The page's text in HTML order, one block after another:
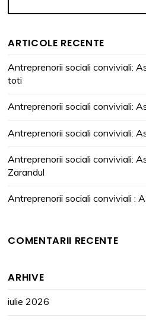
ARTICOLE RECENTE
Antreprenorii sociali conviviali:
toti
Antreprenorii sociali conviviali:
Antreprenorii sociali conviviali:
Antreprenorii sociali conviviali:
Zarandul
Antreprenorii sociali conviviali :
COMENTARII RECENTE
ARHIVE
iulie 2026